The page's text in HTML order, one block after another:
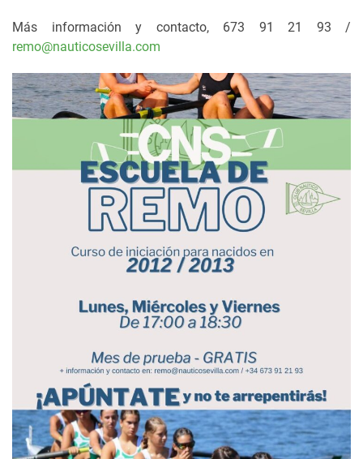
Más información y contacto, 673 91 21 93 /
remo@nauticosevilla.com